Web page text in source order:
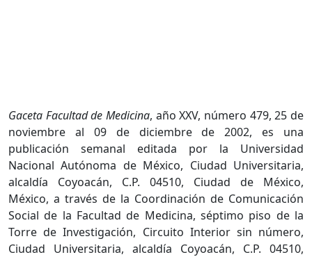
Gaceta Facultad de Medicina, año XXV, número 479, 25 de
noviembre al 09 de diciembre de 2002, es una
publicación semanal editada por la Universidad
Nacional Autónoma de México, Ciudad Universitaria,
alcaldía Coyoacán, C.P. 04510, Ciudad de México,
México, a través de la Coordinación de Comunicación
Social de la Facultad de Medicina, séptimo piso de la
Torre de Investigación, Circuito Interior sin número,
Ciudad Universitaria, alcaldía Coyoacán, C.P. 04510,